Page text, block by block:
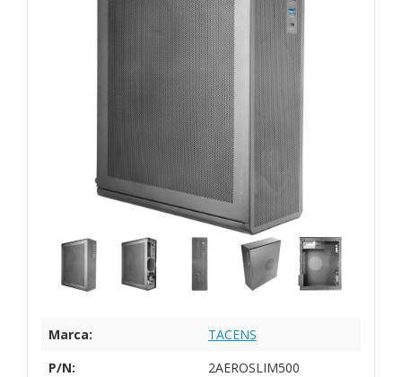
Marca:
TACENS
P/N:
2AEROSLIM500